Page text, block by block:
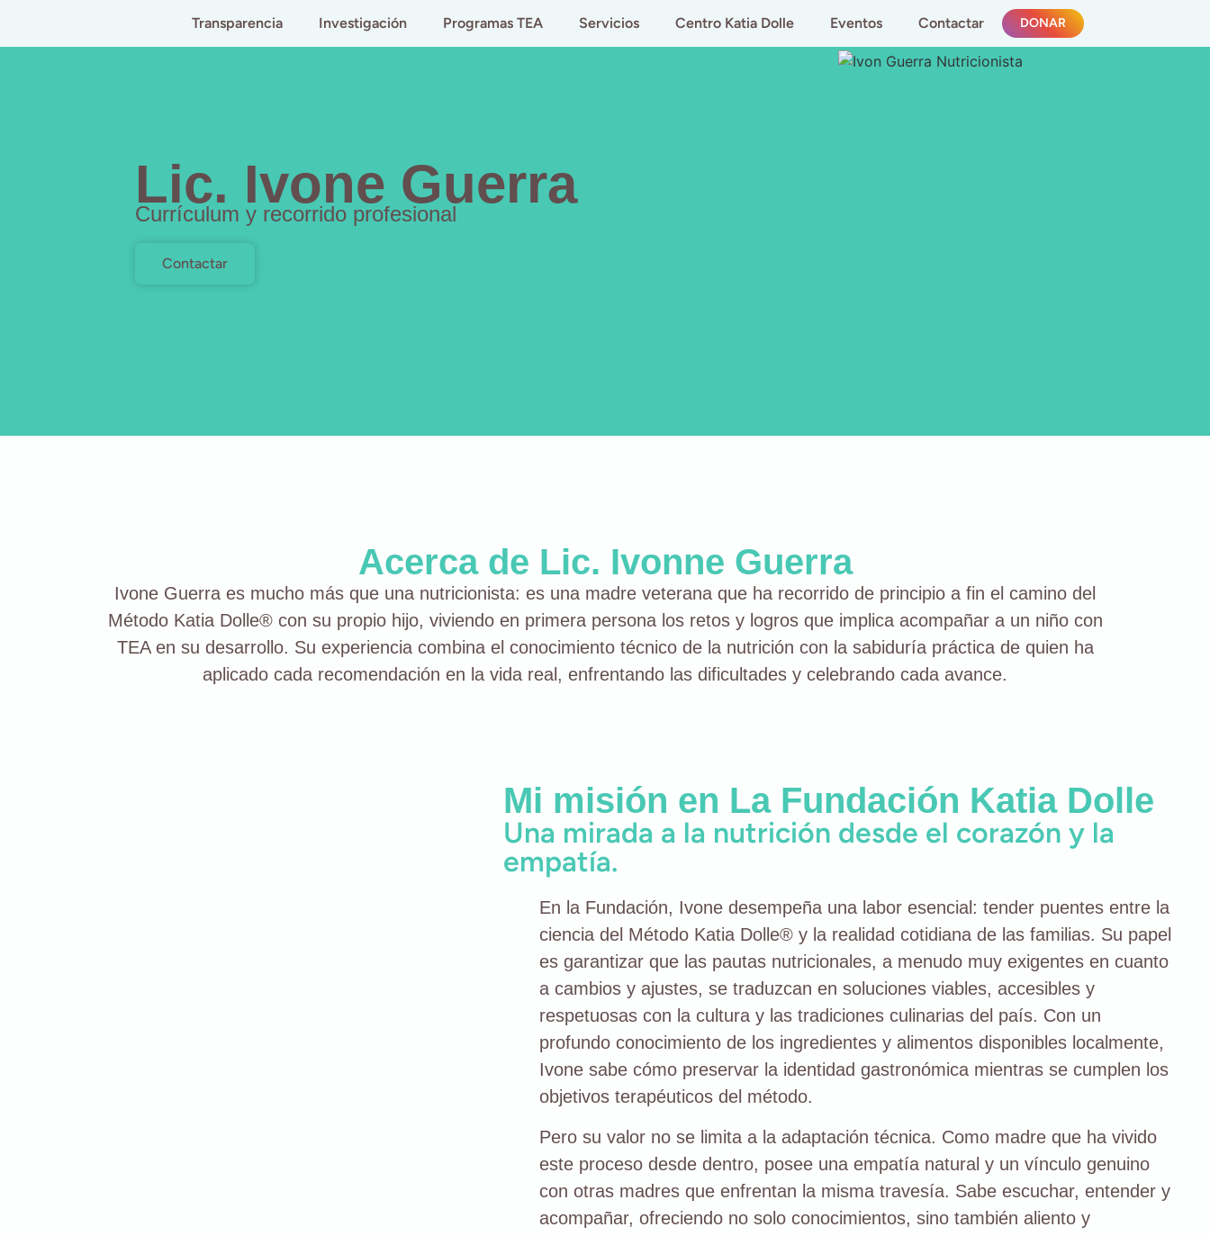
Transparencia Investigación Programas TEA Servicios Centro Katia Dolle Eventos Contactar DONAR
Lic. Ivone Guerra
Currículum y recorrido profesional
Contactar
Acerca de Lic. Ivonne Guerra
Ivone Guerra es mucho más que una nutricionista: es una madre veterana que ha recorrido de principio a fin el camino del
Método Katia Dolle® con su propio hijo, viviendo en primera persona los retos y logros que implica acompañar a un niño con
TEA en su desarrollo. Su experiencia combina el conocimiento técnico de la nutrición con la sabiduría práctica de quien ha
aplicado cada recomendación en la vida real, enfrentando las dificultades y celebrando cada avance.
Mi misión en La Fundación Katia Dolle
Una mirada a la nutrición desde el corazón y la
empatía.
En la Fundación, Ivone desempeña una labor esencial: tender puentes entre la
ciencia del Método Katia Dolle® y la realidad cotidiana de las familias. Su papel
es garantizar que las pautas nutricionales, a menudo muy exigentes en cuanto
a cambios y ajustes, se traduzcan en soluciones viables, accesibles y
respetuosas con la cultura y las tradiciones culinarias del país. Con un
profundo conocimiento de los ingredientes y alimentos disponibles localmente,
Ivone sabe cómo preservar la identidad gastronómica mientras se cumplen los
objetivos terapéuticos del método.
Pero su valor no se limita a la adaptación técnica. Como madre que ha vivido
este proceso desde dentro, posee una empatía natural y un vínculo genuino
con otras madres que enfrentan la misma travesía. Sabe escuchar, entender y
acompañar, ofreciendo no solo conocimientos, sino también aliento y